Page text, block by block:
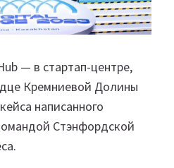
— в стартап-центре,
Кремниевой Долины
написанного
Стэнфордской